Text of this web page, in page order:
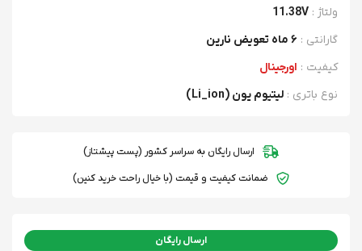
ولتاژ :
11.38V
گارانتی : ۶ ماه تعویض نارین
کیفیت : اورجینال
نوع باتری : لیتیوم یون (Li_ion)
ارسال رایگان به سراسر کشور (پست پیشتاز)
ضمانت کیفیت و قیمت (با خیال راحت خرید کنین)
ارسال رایگان